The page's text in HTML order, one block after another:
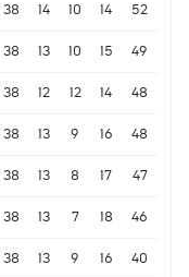
38 14 10 14 52
38 13 10 15 49
38 12 12 14 48
38 13 9 16 48
38 13 8 17 47
38 13 7 18 46
38 13 9 16 40